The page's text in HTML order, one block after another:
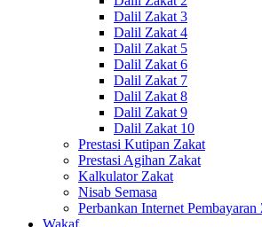
Dalil Zakat 3
Dalil Zakat 4
Dalil Zakat 5
Dalil Zakat 6
Dalil Zakat 7
Dalil Zakat 8
Dalil Zakat 9
Dalil Zakat 10
Prestasi Kutipan Zakat
Prestasi Agihan Zakat
Kalkulator Zakat
Nisab Semasa
Perbankan Internet Pembayaran
Wakaf